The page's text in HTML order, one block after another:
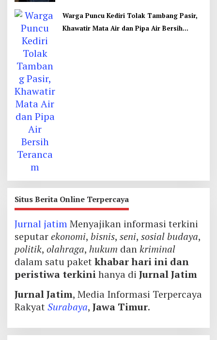
Warga Puncu Kediri Tolak Tambang Pasir,
Khawatir Mata Air dan Pipa Air Bersih
Situs Berita Online Terpercaya
Jurnal jatimMenyajikan informasi terkini
seputarekonomi, bisnis, seni, sosial budaya,
politik, olahraga, hukum dankriminal
dalam satu paketkhabar hari ini dan
peristiwa terkinihanya di Jurnal Jatim
Jurnal Jatim, Media Informasi Terpercaya
RakyatSurabaya, Jawa Timur.